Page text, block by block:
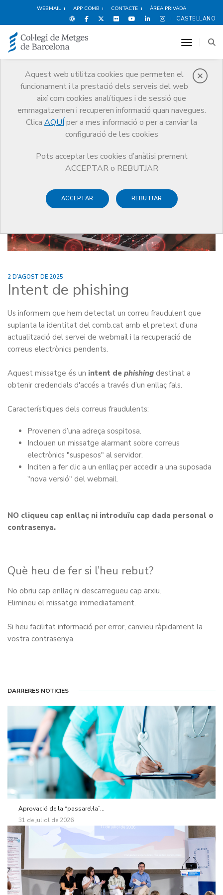
WEBMAIL APP COMB CONTACTE ÀREA PRIVADA
CASTELLANO
Aquest web utilitza cookies que permeten el
funcionament i la prestació dels serveis del web
així com cookies analítiques i de sessió que
emmagatzemen i recuperen informació quan navegues.
Clica AQUÍ per a mes informació o per a canviar la
configuració de les cookies
Pots acceptar les cookies d’anàlisi prement
ACCEPTAR o REBUTJAR
ACCEPTAR REBUTJAR
toggle
Notícies
Intent de phishing
2 D’AGOST DE 2025
Intent de phishing
Us informem que hem detectat un correu fraudulent que
suplanta la identitat del comb.cat amb el pretext d'una
actualització del servei de webmail i la recuperació de
correus electrònics pendents.
Aquest missatge és un intent de phishing destinat a
obtenir credencials d'accés a través d’un enllaç fals.
Característiques dels correus fraudulents:
Provenen d’una adreça sospitosa.
Inclouen un missatge alarmant sobre correus
electrònics "suspesos" al servidor.
Inciten a fer clic a un enllaç per accedir a una suposada
"nova versió" del webmail.
NO cliqueu cap enllaç ni introduïu cap dada personal o
contrasenya.
Què heu de fer si l’heu rebut?
No obriu cap enllaç ni descarregueu cap arxiu.
Elimineu el missatge immediatament.
Si heu facilitat informació per error, canvieu ràpidament la
vostra contrasenya.
DARRERES NOTICIES
Aprovació de la “passarel·la”...
31 de juliol de 2026